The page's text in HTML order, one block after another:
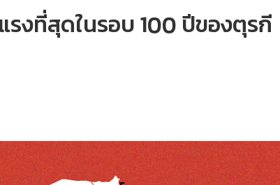
งที่สุดในรอบ 100 ปีของตุรกี